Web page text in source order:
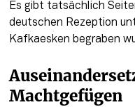
Es gibt tatsächlich
deutschen Rezeption
Kafkaesken begraben
Machtgefügen